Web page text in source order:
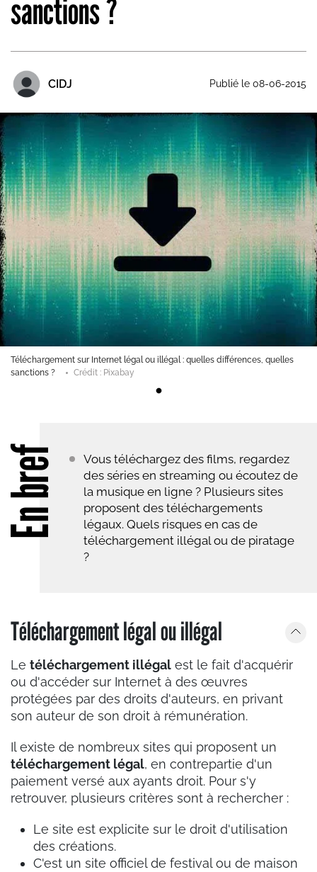
sanctions ?
CIDJ Publié le 08-06-2015
bref
Vous téléchargez des films, regardez
des séries en streaming ou écoutez de
la musique en ligne ? Plusieurs sites
proposent des téléchargements
légaux. Quels risques en cas de
téléchargement illégal ou de piratage
?
Téléchargement sur Internet légal ou illégal : quelles différences, quelles
sanctions ?
Crédit : Pixabay
Téléchargement légal ou illégal
Le téléchargement illégal est le fait d'acquérir
ou d'accéder sur Internet à des œuvres
protégées par des droits d'auteurs, en privant
son auteur de son droit à rémunération.
Il existe de nombreux sites qui proposent un
téléchargement légal, en contrepartie d'un
paiement versé aux ayants droit. Pour s'y
retrouver, plusieurs critères sont à rechercher :
Le site est explicite sur le droit d'utilisation
des créations.
C'est un site officiel de festival ou de maison